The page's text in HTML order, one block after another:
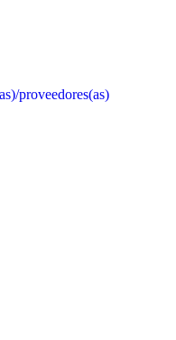
proveedores(as)